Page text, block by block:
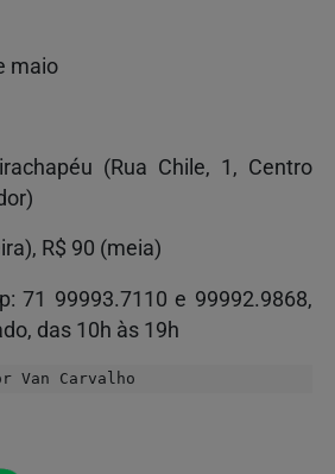
maio
(Rua Chile, 1, Centro
R$ 90 (meia)
71 99993.7110 e 99992.9868,
das 10h às 19h
Van Carvalho